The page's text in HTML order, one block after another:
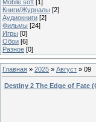
Mobile soft [1]
Книги/Журналы [2]
Аудиокниги [2]
Фильмы [24]
Игры [0]
Обои [6]
Разное [0]
Главная » 2025 » Август » 09
Destiny 2 The Edge of Fate